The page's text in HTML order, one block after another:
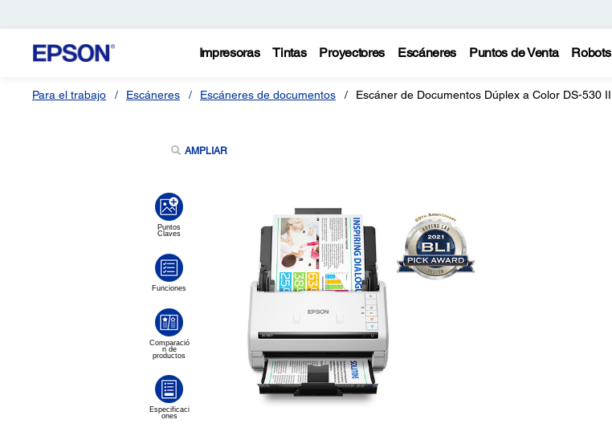
Impresoras Tintas Proyectores Escáneres Puntos de Venta Robots
Para el trabajo Escáneres Escáneres de documentos Escáner de Documentos Dúplex a Color DS-530 II
AMPLIAR